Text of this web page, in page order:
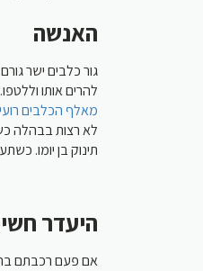
האנשה
גור כלבים ישר
להרים אותו
מאלף הכלבים
לא רצות בבהלה
תינוק בן יומו.
היעדר
אם פעם רכבתם